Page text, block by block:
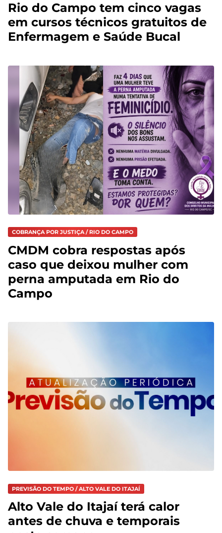
Rio do Campo tem cinco vagas
em cursos técnicos gratuitos de
Enfermagem e Saúde Bucal
COBRANÇA POR JUSTIÇA / RIO DO CAMPO
CMDM cobra respostas após
caso que deixou mulher com
perna amputada em Rio do
Campo
PREVISÃO DO TEMPO / ALTO VALE DO ITAJAÍ
Alto Vale do Itajaí terá calor
antes de chuva e temporais